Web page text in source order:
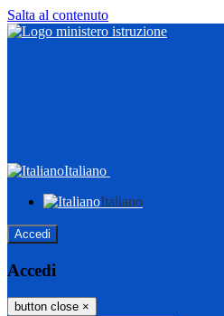
Salta al contenuto
Italiano
Italiano
Accedi
Accedi
button close ×